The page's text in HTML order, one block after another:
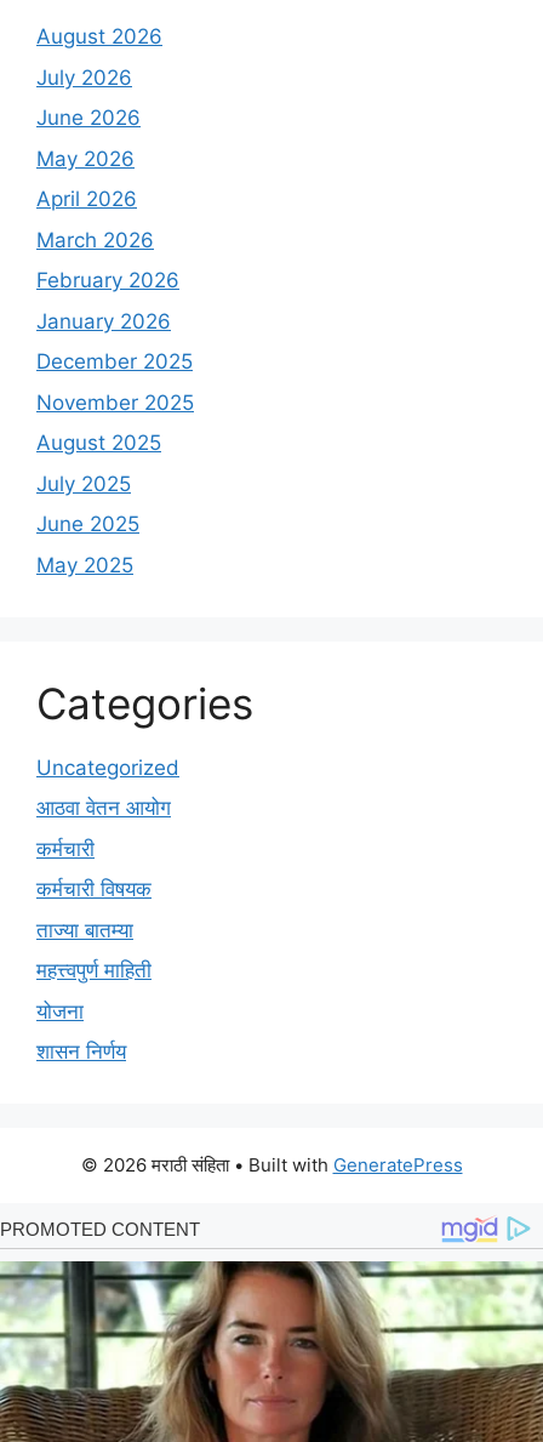
August 2026
July 2026
June 2026
May 2026
April 2026
March 2026
February 2026
January 2026
December 2025
November 2025
August 2025
July 2025
June 2025
May 2025
Categories
Uncategorized
आठवा वेतन आयोग
कर्मचारी
कर्मचारी विषयक
ताज्या बातम्या
महत्त्वपुर्ण माहिती
योजना
शासन निर्णय
© 2026 मराठी संहिता• Built with GeneratePress